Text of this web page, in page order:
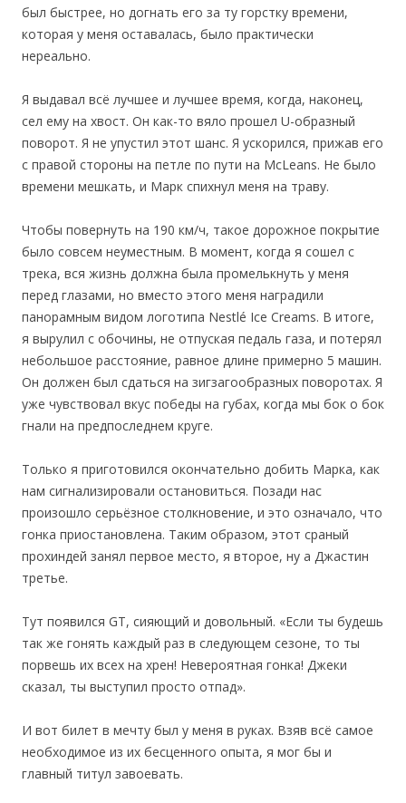
был быстрее, но догнать его за ту горстку времени,
которая у меня оставалась, было практически
нереально.
Я выдавал всё лучшее и лучшее время, когда, наконец,
сел ему на хвост. Он как-то вяло прошел U-образный
поворот. Я не упустил этот шанс. Я ускорился, прижав его
с правой стороны на петле по пути на McLeans. Не было
времени мешкать, и Марк спихнул меня на траву.
Чтобы повернуть на 190 км/ч, такое дорожное покрытие
было совсем неуместным. В момент, когда я сошел с
трека, вся жизнь должна была промелькнуть у меня
перед глазами, но вместо этого меня наградили
панорамным видом логотипа Nestlé Ice Creams. В итоге,
я вырулил с обочины, не отпуская педаль газа, и потерял
небольшое расстояние, равное длине примерно 5 машин.
Он должен был сдаться на зигзагообразных поворотах. Я
уже чувствовал вкус победы на губах, когда мы бок о бок
гнали на предпоследнем круге.
Только я приготовился окончательно добить Марка, как
нам сигнализировали остановиться. Позади нас
произошло серьёзное столкновение, и это означало, что
гонка приостановлена. Таким образом, этот сраный
прохиндей занял первое место, я второе, ну а Джастин
третье.
Тут появился GT, сияющий и довольный. «Если ты будешь
так же гонять каждый раз в следующем сезоне, то ты
порвешь их всех на хрен! Невероятная гонка! Джеки
сказал, ты выступил просто отпад».
И вот билет в мечту был у меня в руках. Взяв всё самое
необходимое из их бесценного опыта, я мог бы и
главный титул завоевать.